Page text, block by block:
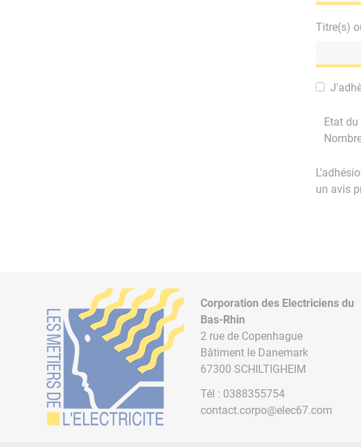
Titre(s)
Etat du
un avis
Corporation des Electriciens du
Bas-Rhin
2 rue de Copenhague
Bâtiment le Danemark
67300 SCHILTIGHEIM
Tél : 0388355754
contact.corpo@elec67.com